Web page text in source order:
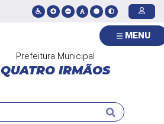
Prefeitura Municipal
QUATRO IRMÃOS
MENU